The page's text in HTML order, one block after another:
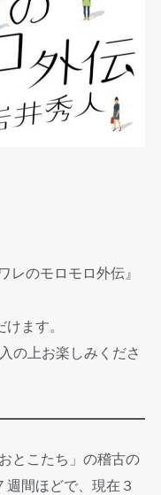
のモロモロ外伝』
ます。
の上お楽しみくださ
とこたち」の稽古の
間ほどで、現在３